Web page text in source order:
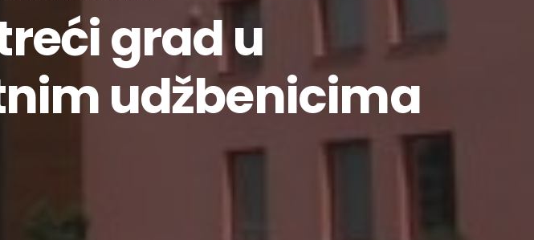
treći grad u
udžbenicima